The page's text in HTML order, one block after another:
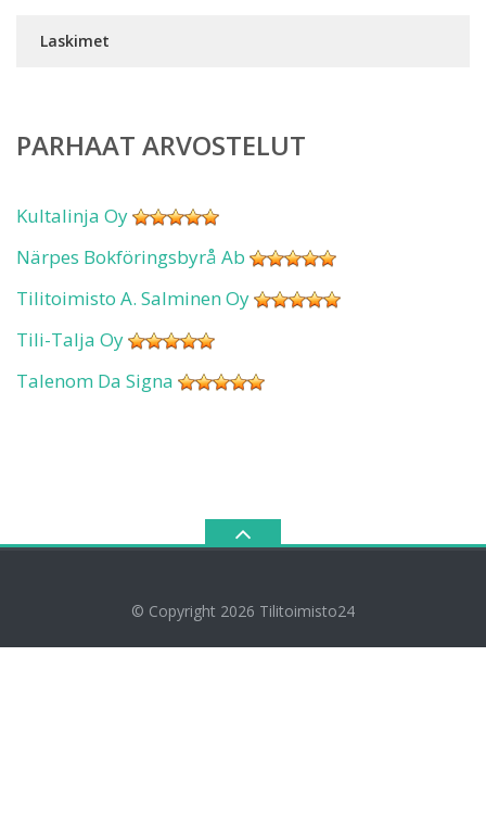
Laskimet
PARHAAT ARVOSTELUT
Kultalinja Oy
Närpes Bokföringsbyrå Ab
Tilitoimisto A. Salminen Oy
Tili-Talja Oy
Talenom Da Signa
© Copyright 2026 Tilitoimisto24